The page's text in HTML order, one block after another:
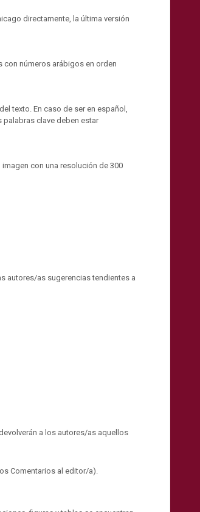
directamente, la última versión
con números arábigos en orden
texto. En caso de ser en español,
palabras clave deben estar
con una resolución de 300
autores/as sugerencias tendientes a
a los autores/as aquellos
Comentarios al editor/a).